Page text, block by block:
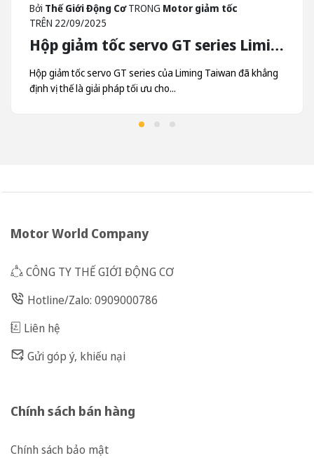
Bởi Thế Giới Động Cơ TRONG Motor giảm tốc
TRÊN 22/09/2025
Hộp giảm tốc servo GT series Liming - Hộp Giảm Tốc Quay Trục Rỗng Liming Taiwan
Hộp giảm tốc servo GT series của Liming Taiwan đã khẳng
định vị thế là giải pháp tối ưu cho...
Motor World Company
CÔNG TY THẾ GIỚI ĐỘNG CƠ
Hotline/Zalo: 0909000786
Liên hệ
Gửi góp ý, khiếu nại
Chính sách bán hàng
Chính sách bảo mật